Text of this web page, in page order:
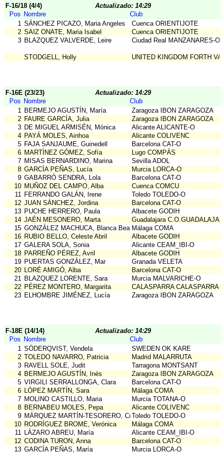
F-16/18 (4/4)
Actualizado: 14:29
Pos Nombre
Club
1 SÁNCHEZ PICAZO, Maria Angeles
Cuenca ORIENTIJOTE
2 SAIZ ONATE, Maria Isabel
Cuenca ORIENTIJOTE
3 BLAZQUEZ VALVERDE, Leire Ciudad Real MANZANARES-O
STODGELL, Holly UNITED KINGDOM FORTH
F-16E (23/23)
Actualizado: 14:29
Pos Nombre
Club
1 BERMEJO AGUSTÍN, María
Zaragoza IBON ZARAGOZA
2 FAURE GARCÍA, Julia
Zaragoza IBON ZARAGOZA
3 DE MIGUEL ARMISÉN, Mónica
Alicante ALICANTE-O
4 PAYÁ MOLES, Ainhoa
Alicante COLIVENC
5 FAJA SANJAUME, Guinedell
Barcelona CAT-O
6 MARTÍNEZ GÓMEZ, Sofía
Lugo COMPÁS
7 MISAS BERNARDINO, Marina
Sevilla ADOL
8 GARCÍA PEÑAS, Lucía
Murcia LORCA-O
9 GABARRÓ SENDRA, Lola
Barcelona CAT-O
10 MUÑOZ DEL CAMPO, Alba
Cuenca COMCU
11 FERRANDO GALÁN, Irene
Toledo TOLEDO-O
12 JUAN SÁNCHEZ, Jordina
Barcelona CAT-O
13 PUCHE HERRERO, Paula
Albacete GODIH
14 JAÉN MESONERO, Marta
Guadalajara
15 GONZÁLEZ MACHUCA, Blanca BeatrizMálaga COMA
16 RUBIO BELLO, Celeste Abril
Albacete GODIH
17 GALERA SOLA, Sonia
Alicante CEAM_IBI-O
18 PARREÑO PÉREZ, Avril
Albacete GODIH
19 PUERTAS GONZÁLEZ, Mar
Granada VELETA
20 LORÉ AMIGÓ, Alba
Barcelona CAT-O
21 BLAZQUEZ LORENTE, Sara
Murcia MALVARICHE-O
22 PÉREZ MONTERO, Margarita
CALASPARRA
23 ELHOMBRE JIMÉNEZ, Lucía Zaragoza IBON ZARAGOZA
F-18E (14/14)
Actualizado: 14:29
Pos Nombre
Club
1 SÖDERQVIST, Vendela
SWEDEN OK KARE
2 TOLEDO NAVARRO, Patricia
Madrid MALARRUTA
3 RAVELL SOLE, Judit
Tarragona MONTSANT
4 BERMEJO AGUSTÍN, Inés
Zaragoza IBON ZARAGOZA
5 VIRGILI SERRALLONGA, Clara
Barcelona CAT-O
6 LÓPEZ MARTÍN, Sara
Málaga COMA
7 MOLINO CASTILLO, Maria
Murcia TOTANA-O
8 BERNABEU MOLES, Pepa
Alicante COLIVENC
9 MÁRQUEZ MARTÍN-TESORERO, CristinaToledo TOLEDO-O
10 RODRÍGUEZ BROME, Verónica
Málaga COMA
11 LÁZARO ABREU, María
Alicante CEAM_IBI-O
12 CODINA TURON, Anna
Barcelona CAT-O
13 GARCÍA PEÑAS, María Murcia LORCA-O